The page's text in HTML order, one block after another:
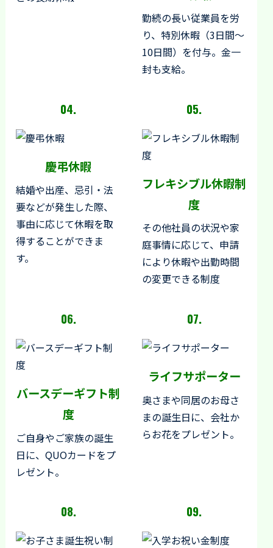
勤続の長い従業員を労
り、特別休暇（3日間～
10日間）を付与。金一
封も支給。
04.
慶弔休暇
結婚や出産、忌引・法
要などが発生した際、
事由に応じて休暇を取
得することができま
す。
05.
フレキシブル休暇制
度
その他社員の状況や家
庭事情に応じて、申請
により休暇や出勤時間
の変更できる制度
06.
バースデーギフト制
度
ご自身やご家族の誕生
日に、QUOカードをプ
レゼント。
07.
ライフサポーター
奥さまや同居のお母さ
まの誕生日に、会社か
らお花をプレゼント。
08. 09.